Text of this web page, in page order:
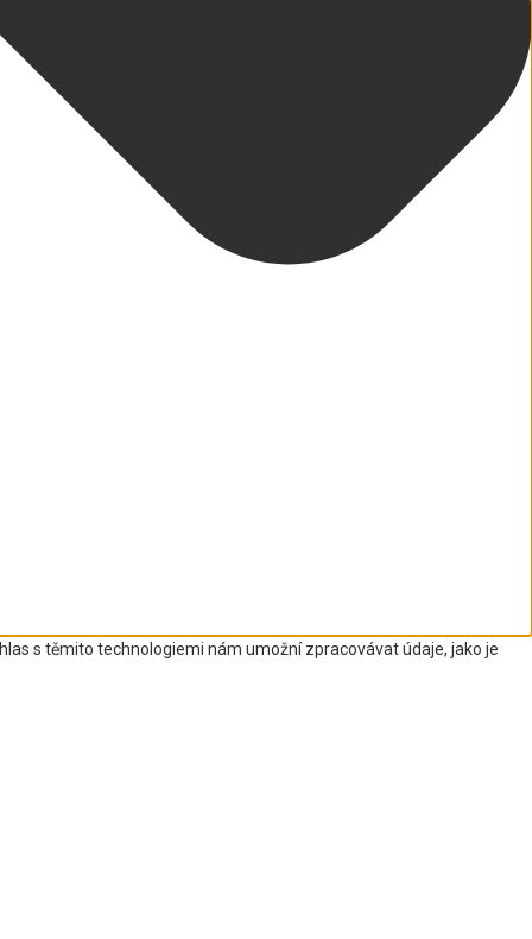
s těmito technologiemi nám umožní zpracovávat údaje, jako je